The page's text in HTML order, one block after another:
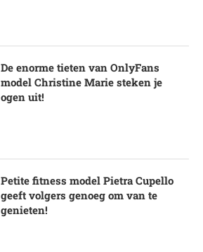
De enorme tieten van OnlyFans
model Christine Marie steken je
ogen uit!
Petite fitness model Pietra Cupello
geeft volgers genoeg om van te
genieten!